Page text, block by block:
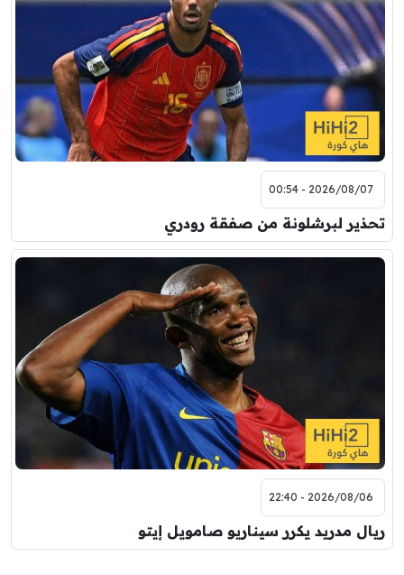
2026/08/07 - 00:54
تحذير لبرشلونة من صفقة رودري
2026/08/06 - 22:40
ريال مدريد يكرر سيناريو صامويل إيتو